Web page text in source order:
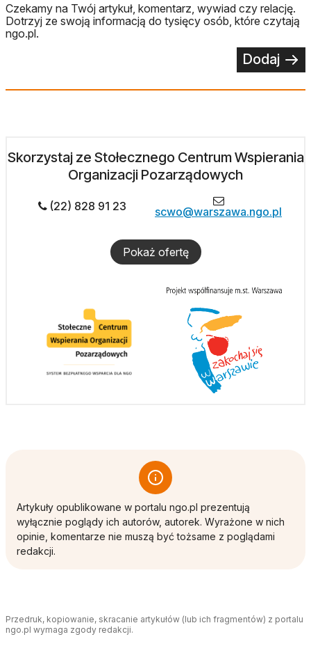
Czekamy na Twój artykuł, komentarz, wywiad czy relację.
Dotrzyj ze swoją informacją do tysięcy osób, które czytają
ngo.pl.
Dodaj
Skorzystaj ze Stołecznego Centrum Wspierania
Organizacji Pozarządowych
(22) 828 91 23 scwo@warszawa.ngo.pl
Pokaż ofertę
Artykuły opublikowane w portalu ngo.pl prezentują
wyłącznie poglądy ich autorów, autorek. Wyrażone w nich
opinie, komentarze nie muszą być tożsame z poglądami
redakcji.
Przedruk, kopiowanie, skracanie artykułów (lub ich fragmentów) z portalu
ngo.pl wymaga zgody redakcji.